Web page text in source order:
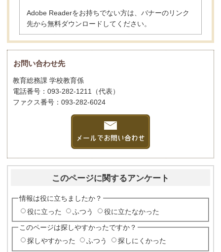
Adobe Readerをお持ちでない方は、バナーのリンク
先から無料ダウンロードしてください。
お問い合わせ先
教育総務課 学校教育係
電話番号：093-282-1211（代表）
ファクス番号：093-282-6024
このページに関するアンケート
情報は役に立ちましたか？
役に立った
ふつう 役に立たなかった
このページは探しやすかったですか？
探しやすかった
ふつう 探しにくかった